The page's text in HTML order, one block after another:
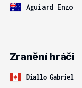
Aguiard Enzo
Zranění hráči
Diallo Gabriel